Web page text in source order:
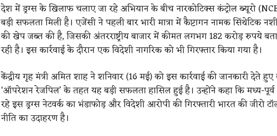
देश में ड्रग्स के खिलाफ चलाए जा रहे अभियान के बीच नारकोटिक्स कंट्रोल ब्यूरो
बड़ी सफलता मिली है। एजेंसी ने पहली बार भारी मात्रा में कैप्टागन नामक सिंथेटिक
की खेप जब्त की है, जिसकी अंतरराष्ट्रीय बाजार में कीमत लगभग 182 करोड़ रुपये
रही है। इस कार्रवाई के दौरान एक विदेशी नागरिक को भी गिरफ्तार किया गया है।
केंद्रीय गृह मंत्री अमित शाह ने शनिवार (16 मई) को इस कार्रवाई की जानकारी देते
‘ऑपरेशन रेजपिल’ के तहत यह बड़ी सफलता हासिल हुई है। उन्होंने कहा कि मध्य-
रहे इस ड्रग्स नेटवर्क का भंडाफोड़ और विदेशी आरोपी की गिरफ्तारी भारत की जीरो
नीति का उदाहरण है।